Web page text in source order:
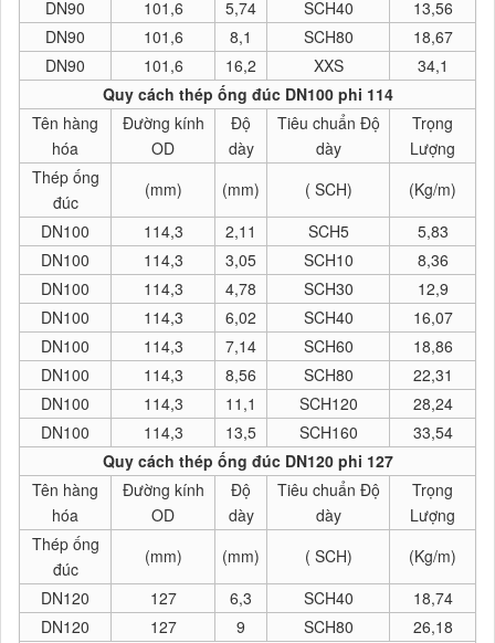
DN90 101,6 5,74 SCH40
13,56
DN90
101,6 8,1 SCH80
18,67
DN90
101,6 16,2 XXS
34,1
Quy cách thép ống đúc DN100 phi 114
Tên hàng
hóa
Đường kính
OD
Độ
dày
Tiêu chuẩn Độ
dày
Trọng
Lượng
Thép ống
đúc
(mm) (mm) ( SCH)
(Kg/m)
DN100
114,3 2,11 SCH5
5,83
DN100
114,3 3,05 SCH10
8,36
DN100
114,3 4,78 SCH30
12,9
DN100
114,3 6,02 SCH40
16,07
DN100
114,3 7,14 SCH60
18,86
DN100
114,3 8,56 SCH80
22,31
DN100
114,3 11,1 SCH120
28,24
DN100
114,3 13,5 SCH160
33,54
Quy cách thép ống đúc DN120 phi 127
Tên hàng
hóa
Đường kính
OD
Độ
dày
Tiêu chuẩn Độ
dày
Trọng
Lượng
Thép ống
đúc
(mm) (mm) ( SCH)
(Kg/m)
DN120
127 6,3 SCH40
18,74
DN120
127 9 SCH80
26,18